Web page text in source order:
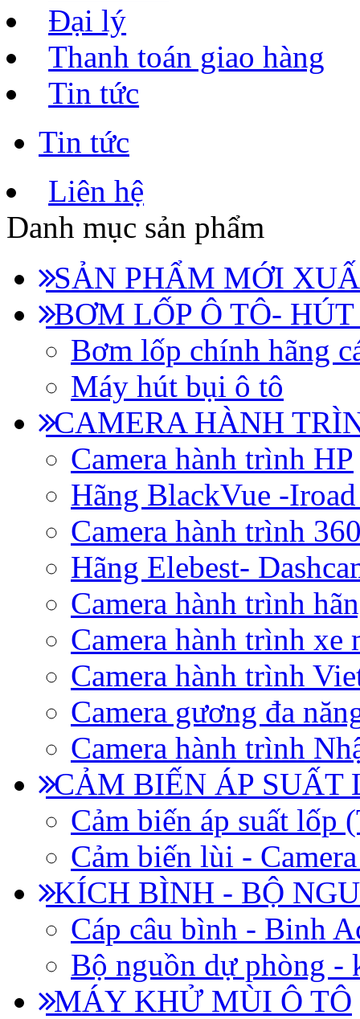
Đại lý
Thanh toán giao hàng
Tin tức
Tin tức
Liên hệ
Danh mục sản phẩm
SẢN PHẨM MỚI
BƠM LỐP Ô TÔ-
Bơm lốp chính hãng
Máy hút bụi ô tô
CAMERA HÀNH
Camera hành trình HP
Hãng BlackVue -
Camera hành trình
Hãng Elebest-
Camera hành trình
Camera hành trình xe
Camera hành trình
Camera gương đa
Camera hành trình
CẢM BIẾN ÁP SUẤT
Cảm biến áp suất lốp
Cảm biến lùi -
KÍCH BÌNH - BỘ
Cáp câu bình - Binh
Bộ nguồn dự phòng -
MÁY KHỬ MÙI Ô TÔ